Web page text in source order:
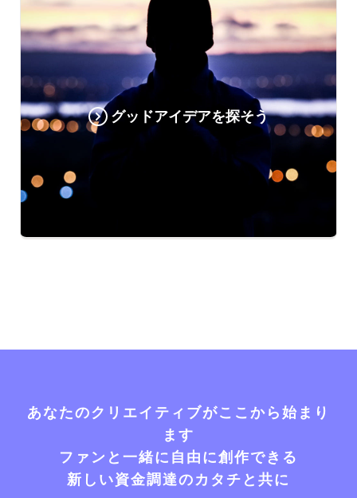
グッドアイデアを探そう
あなたのクリエイティブがここから始まり
ます
ファンと一緒に自由に創作できる
新しい資金調達のカタチと共に